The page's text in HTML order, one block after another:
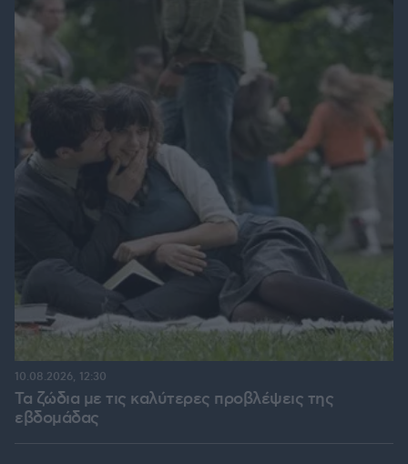
Τα ζώδια με τις καλύτερες προβλέψεις της
εβδομάδας
10.08.2026, 12:30